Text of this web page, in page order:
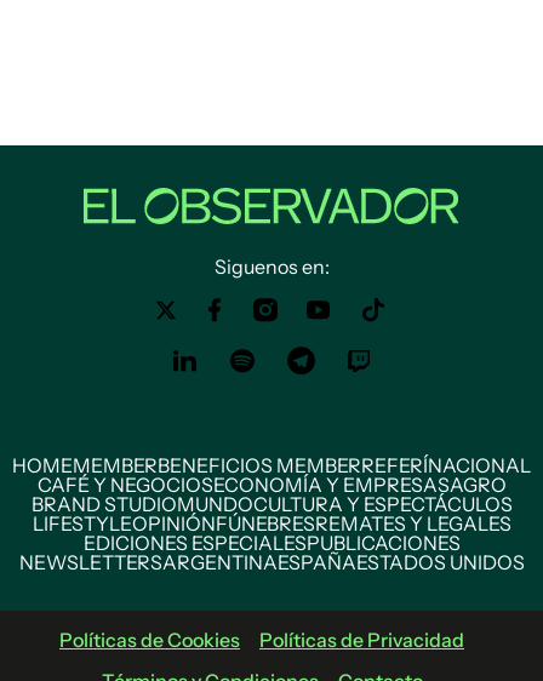
Siguenos en:
HOMEMEMBERBENEFICIOS MEMBERREFERÍNACIONAL
CAFÉ Y NEGOCIOSECONOMÍA Y EMPRESASAGRO
BRAND STUDIOMUNDOCULTURA Y ESPECTÁCULOS
LIFESTYLEOPINIÓNFÚNEBRESREMATES Y LEGALES
EDICIONES ESPECIALESPUBLICACIONES
NEWSLETTERSARGENTINAESPAÑAESTADOS UNIDOS
Políticas de Cookies
Políticas de Privacidad